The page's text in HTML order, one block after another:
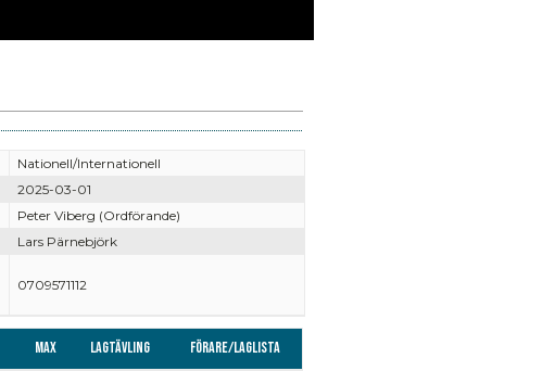
Nationell/Internationell
2025-03-01
Peter Viberg (Ordförande)
Lars Pärnebjörk
0709571112
Max Lagtävling Förare/Laglista